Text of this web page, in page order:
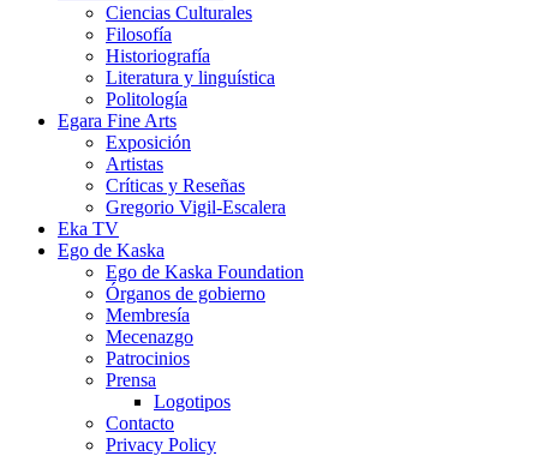
Ciencias Culturales
Filosofía
Historiografía
Literatura y linguística
Politología
Egara Fine Arts
Exposición
Artistas
Críticas y Reseñas
Gregorio Vigil-Escalera
Eka TV
Ego de Kaska
Ego de Kaska Foundation
Órganos de gobierno
Membresía
Mecenazgo
Patrocinios
Prensa
Logotipos
Contacto
Privacy Policy